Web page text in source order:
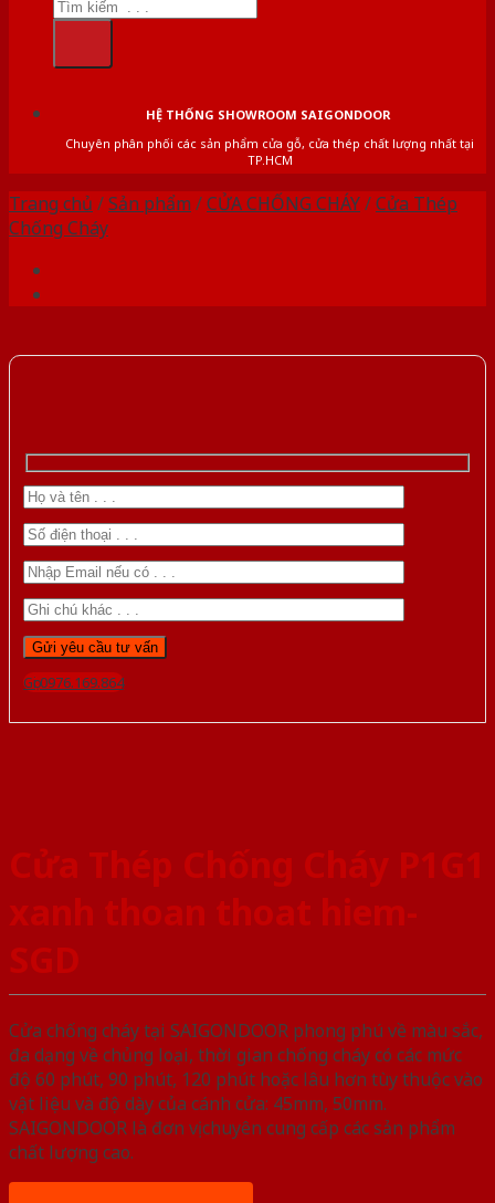
HỆ THỐNG SHOWROOM SAIGONDOOR
Chuyên phân phối các sản phẩm cửa gỗ, cửa thép chất lượng nhất tại
TP.HCM
Trang chủ /Sản phẩm /CỬA CHỐNG CHÁY/Cửa Thép
Chống Cháy
Gọi 0976.169.864
Cửa Thép Chống Cháy P1G1
xanh thoan thoat hiem-
SGD
Cửa chống cháy tại SAIGONDOOR phong phú về màu sắc,
đa dạng về chủng loại, thời gian chống cháy có các mức
độ 60 phút, 90 phút, 120 phút hoặc lâu hơn tùy thuộc vào
vật liệu và độ dày của cánh cửa: 45mm, 50mm.
SAIGONDOOR là đơn vị chuyên cung cấp các sản phẩm
chất lượng cao.